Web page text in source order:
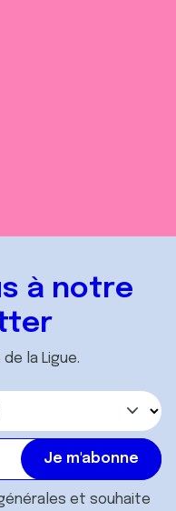
à notre
la Ligue.
et souhaite